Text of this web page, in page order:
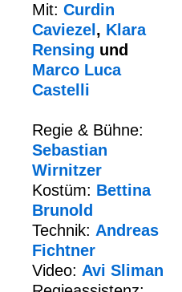
Mit: Curdin
Caviezel , Klara
Rensing und
Marco Luca
Castelli
Regie & Bühne:
Sebastian
Wirnitzer
Kostüm: Bettina
Brunold
Technik: Andreas
Fichtner
Video: Avi Sliman